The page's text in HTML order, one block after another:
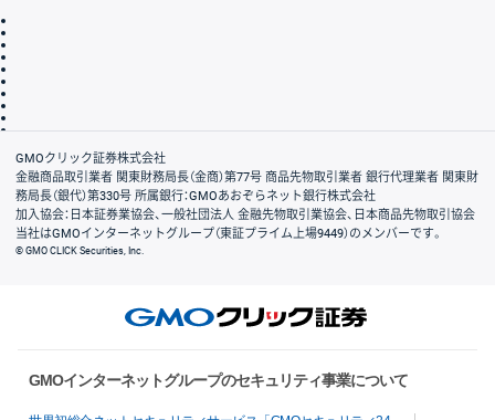
会社案内
GMOクリック証券株式会社
金融商品取引業者 関東財務局長（金商）第77号 商品先物取引業者 銀行代理業者 関東財
務局長（銀代）第330号 所属銀行：GMOあおぞらネット銀行株式会社
加入協会：日本証券業協会、一般社団法人 金融先物取引業協会、日本商品先物取引協会
当社はGMOインターネットグループ（東証プライム上場9449）のメンバーです。
© GMO CLICK Securities, Inc.
GMOインターネットグループのセキュリティ事業について